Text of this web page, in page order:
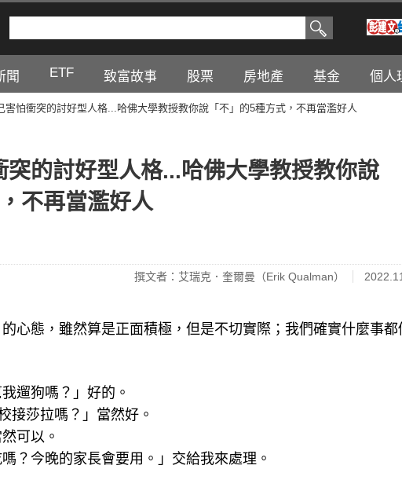
聞 ETF 致富故事 股票 房地產 基金 個人
害怕衝突的討好型人格...哈佛大學教授教你說「不」的5種方式，不再當濫好人
突的討好型人格...哈佛大學教授教你說
不再當濫好人
撰文者：艾瑞克．奎爾曼（Erik Qualman）
心態，雖然算是正面積極，但是不切實際；我們確實什麼事
遛狗嗎？」好的。
接莎拉嗎？」當然好。
可以。
？今晚的家長會要用。」交給我來處理。